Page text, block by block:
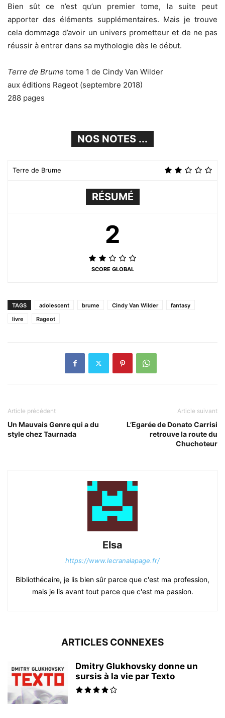
Bien sût ce n’est qu’un premier tome, la suite peut
apporter des éléments supplémentaires. Mais je trouve
cela dommage d’avoir un univers prometteur et de ne pas
réussir à entrer dans sa mythologie dès le début.
Terre de Brume tome 1 de Cindy Van Wilder
aux éditions Rageot (septembre 2018)
288 pages
NOS NOTES ...
Terre de Brume
RÉSUMÉ
2
SCORE GLOBAL
TAGS adolescent brume Cindy Van Wilder
fantasy
livre
Rageot
Article précédent
Un Mauvais Genre qui a du
style chez Taurnada
Article suivant
L’Egarée de Donato Carrisi
retrouve la route du
Chuchoteur
Elsa
https://www.lecranalapage.fr/
Bibliothécaire, je lis bien sûr parce que c'est ma profession,
mais je lis avant tout parce que c'est ma passion.
ARTICLES CONNEXES
Dmitry Glukhovsky donne un
sursis à la vie par Texto